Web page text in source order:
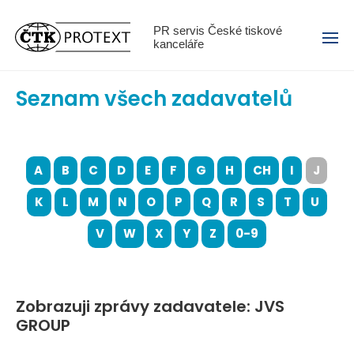
PR servis České tiskové
kanceláře
Menu
Seznam všech zadavatelů
A B C D E F G H CH I
J
K
L M N O P Q R S T
U
V
W X Y Z 0-9
Zobrazuji zprávy zadavatele: JVS
GROUP